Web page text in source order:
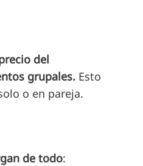
del
grupales. Esto
o en pareja.
de todo: